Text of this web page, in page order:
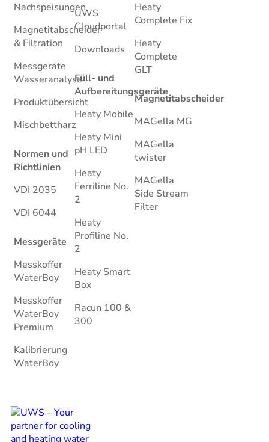
Nachspeisungen
Magnetitabscheider
& Filtration
Messgeräte
Wasseranalyse
Produktübersicht
Mischbettharz
Normen und
Richtlinien
VDI 2035
VDI 6044
Messgeräte
Messkoffer
WaterBoy
Messkoffer
WaterBoy
Premium
Kalibrierung
WaterBoy
UWS
Cloudportal
Downloads
Füll- und
Aufbereitungsgeräte
Heaty Mobile
Heaty Mini
pH LED
Heaty
Ferriline No.
2
Heaty
Profiline No.
2
Heaty Smart
Box
Racun 100 &
300
Heaty
Complete Fix
Heaty
Complete
GLT
Magnetitabscheider
MAGella MG
MAGella
twister
MAGella
Side Stream
Filter